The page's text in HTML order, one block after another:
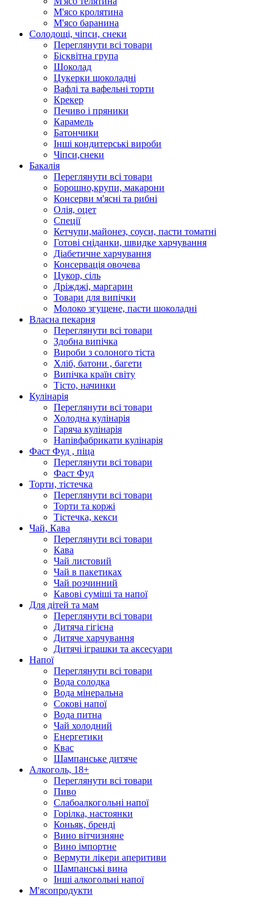
М'ясо кролятина
М'ясо баранина
Солодощі, чіпси, снеки
Переглянути всі товари
Бісквітна група
Шоколад
Цукерки шоколадні
Вафлі та вафельні торти
Крекер
Печиво і пряники
Карамель
Батончики
Інші кондитерські вироби
Чіпси,снеки
Бакалія
Переглянути всі товари
Борошно,крупи, макарони
Консерви м'ясні та рибні
Олія, оцет
Спеції
Кетчупи,майонез, соуси, пасти томатні
Готові сніданки, швидке харчування
Діабетичне харчування
Консервація овочева
Цукор, сіль
Дріжджі, маргарин
Товари для випічки
Молоко згущене, пасти шоколадні
Власна пекарня
Переглянути всі товари
Здобна випічка
Вироби з солоного тіста
Хліб, батони , багети
Випічка країн світу
Тісто, начинки
Кулінарія
Переглянути всі товари
Холодна кулінарія
Гаряча кулінарія
Напівфабрикати кулінарія
Фаст Фуд , піца
Переглянути всі товари
Фаст Фуд
Торти, тістечка
Переглянути всі товари
Торти та коржі
Тістечка, кекси
Чай, Кава
Переглянути всі товари
Кава
Чай листовий
Чай в пакетиках
Чай розчинний
Кавові суміші та напої
Для дітей та мам
Переглянути всі товари
Дитяча гігієна
Дитяче харчування
Дитячі іграшки та аксесуари
Напої
Переглянути всі товари
Вода солодка
Вода мінеральна
Сокові напої
Вода питна
Чай холодний
Енергетики
Квас
Шампанське дитяче
Алкоголь, 18+
Переглянути всі товари
Пиво
Слабоалкогольні напої
Горілка, настоянки
Коньяк, бренді
Вино вітчизняне
Вино імпортне
Вермути лікери аперитиви
Шампанські вина
Інші алкогольні напої
М'ясопродукти